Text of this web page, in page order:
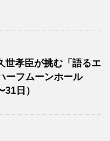
世孝臣が挑む「語るエ
ーフムーンホール
31日）